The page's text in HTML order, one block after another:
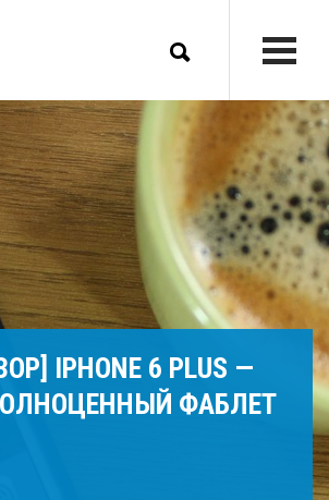
IPHONE 6 PLUS —
ФАБЛЕТ